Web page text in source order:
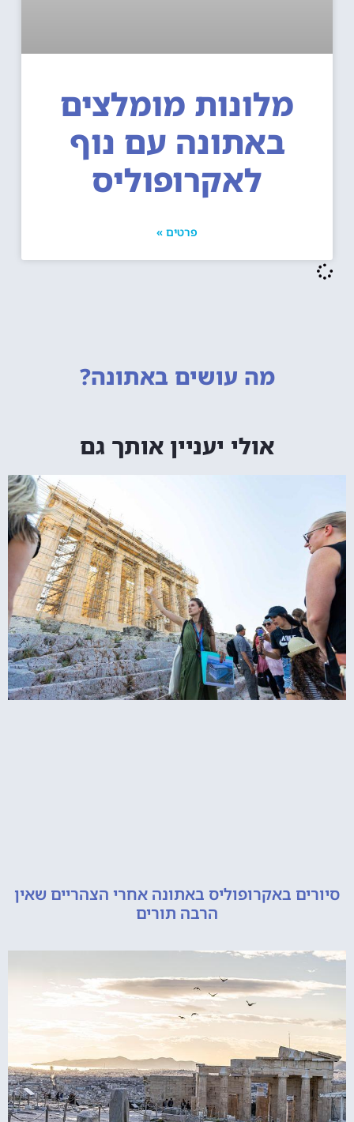
מלונות מומלצים
באתונה עם נוף
לאקרופוליס
מה עושים באתונה?
אולי יעניין אותך גם
באקרופוליס באתונה אחרי הצהריים שאין
הרבה תורים